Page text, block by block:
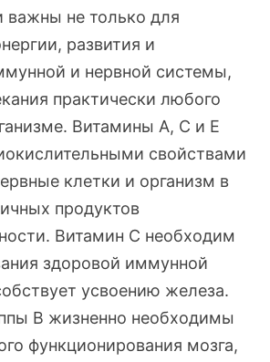
важны не только для
развития и
и нервной системы,
практически любого
Витамины А, С и Е
свойствами
клетки и организм в
продуктов
Витамин С необходим
здоровой иммунной
усвоению железа.
В жизненно необходимы
функционирования мозга,